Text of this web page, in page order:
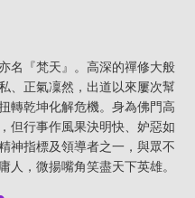
名『梵天』。高深的禪修大般
、正氣凜然，出道以來屢次幫
轉乾坤化解危機。身為佛門高
但行事作風果決明快、妒惡如
神指標及領導者之一，與眾不
人，微揚嘴角笑盡天下英雄。